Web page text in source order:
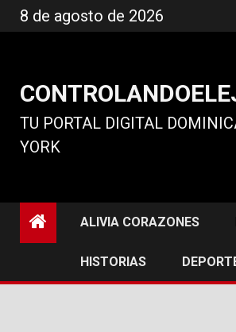
al
8 de agosto de 2026
TU PORTAL DIGITAL
YORK
ALIVIA CORAZONES
HISTORIAS